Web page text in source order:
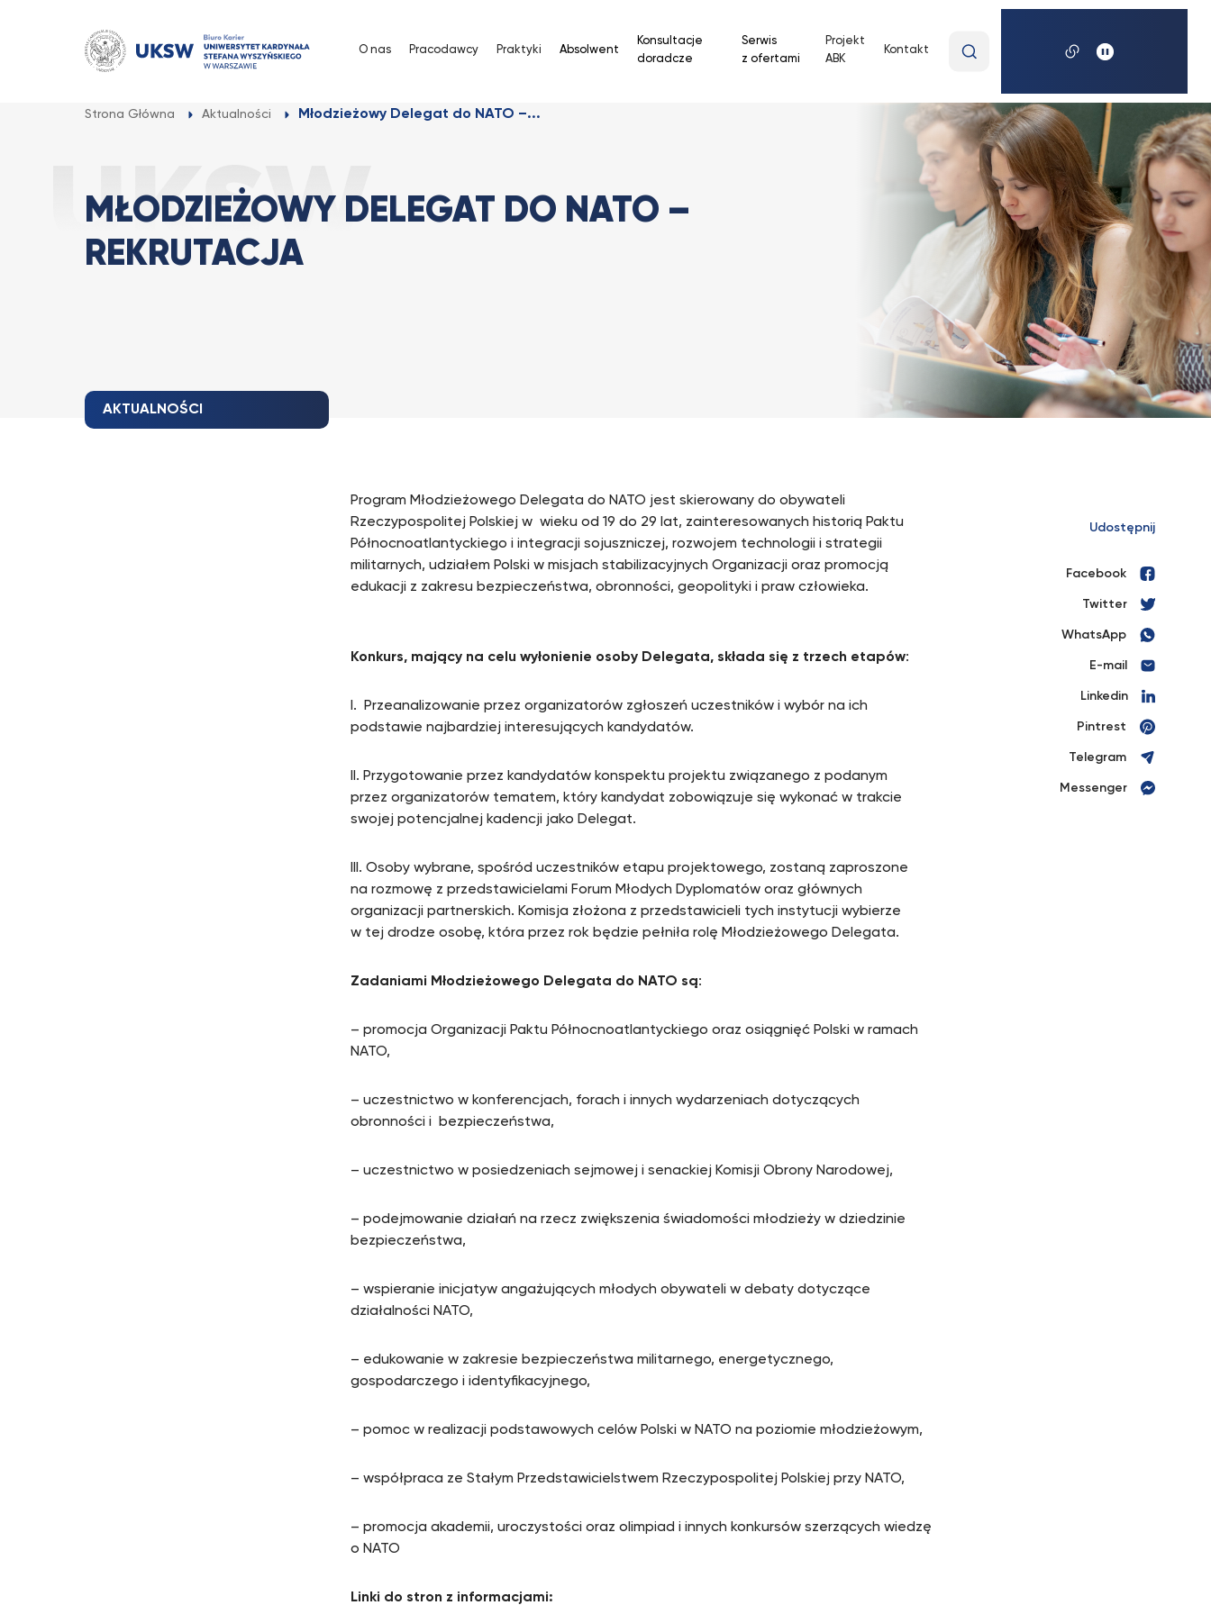
O nas Pracodawcy Praktyki Absolwent
Konsultacje
doradcze
Serwis
z ofertami
Projekt
ABK
Kontakt
wyszukiwaną
Strona Główna Aktualności Młodzieżowy Delegat do NATO –...
MŁODZIEŻOWY DELEGAT DO NATO –
REKRUTACJA
AKTUALNOŚCI
Program Młodzieżowego Delegata do NATO jest skierowany do obywateli
Rzeczypospolitej Polskiej w wieku od 19 do 29 lat, zainteresowanych historią Paktu
Północnoatlantyckiego i integracji sojuszniczej, rozwojem technologii i strategii
militarnych, udziałem Polski w misjach stabilizacyjnych Organizacji oraz promocją
edukacji z zakresu bezpieczeństwa, obronności, geopolityki i praw człowieka.
Konkurs, mający na celu wyłonienie osoby Delegata, składa się z trzech etapów:
I. Przeanalizowanie przez organizatorów zgłoszeń uczestników i wybór na ich
podstawie najbardziej interesujących kandydatów.
II. Przygotowanie przez kandydatów konspektu projektu związanego z podanym
przez organizatorów tematem, który kandydat zobowiązuje się wykonać w trakcie
swojej potencjalnej kadencji jako Delegat.
III. Osoby wybrane, spośród uczestników etapu projektowego, zostaną zaproszone
na rozmowę z przedstawicielami Forum Młodych Dyplomatów oraz głównych
organizacji partnerskich. Komisja złożona z przedstawicieli tych instytucji wybierze
w tej drodze osobę, która przez rok będzie pełniła rolę Młodzieżowego Delegata.
Zadaniami Młodzieżowego Delegata do NATO są:
– promocja Organizacji Paktu Północnoatlantyckiego oraz osiągnięć Polski w ramach
NATO,
– uczestnictwo w konferencjach, forach i innych wydarzeniach dotyczących
obronności i bezpieczeństwa,
– uczestnictwo w posiedzeniach sejmowej i senackiej Komisji Obrony Narodowej,
– podejmowanie działań na rzecz zwiększenia świadomości młodzieży w dziedzinie
bezpieczeństwa,
– wspieranie inicjatyw angażujących młodych obywateli w debaty dotyczące
działalności NATO,
– edukowanie w zakresie bezpieczeństwa militarnego, energetycznego,
gospodarczego i identyfikacyjnego,
– pomoc w realizacji podstawowych celów Polski w NATO na poziomie młodzieżowym,
– współpraca ze Stałym Przedstawicielstwem Rzeczypospolitej Polskiej przy NATO,
– promocja akademii, uroczystości oraz olimpiad i innych konkursów szerzących wiedzę
o NATO
Linki do stron z informacjami:
Udostępnij
Facebook
Twitter
WhatsApp
E-mail
Linkedin
Pintrest
Telegram
Messenger